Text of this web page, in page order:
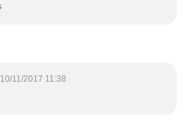
10/11/2017 11:38